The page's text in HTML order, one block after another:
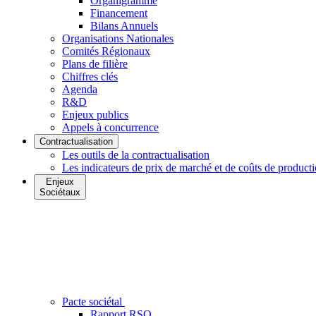
Financement
Bilans Annuels
Organisations Nationales
Comités Régionaux
Plans de filière
Chiffres clés
Agenda
R&D
Enjeux publics
Appels à concurrence
Contractualisation
Les outils de la contractualisation
Les indicateurs de prix de marché et de coûts de
Enjeux
Sociétaux
Pacte sociétal